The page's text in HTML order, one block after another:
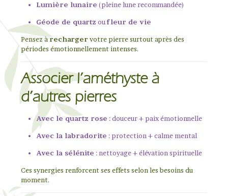
Lumière lunaire (pleine lune recommandée)
Géode de quartz ou fleur de vie
Pensez àrecharger votre pierre surtout après des
périodes émotionnellement intenses.
Associer l’améthyste à
d’autres pierres
Avec le quartz rose : douceur + paix émotionnelle
Avec la labradorite : protection + calme mental
Avec la sélénite : nettoyage + élévation spirituelle
Ces synergies renforcent ses effets selon les besoins du
moment.